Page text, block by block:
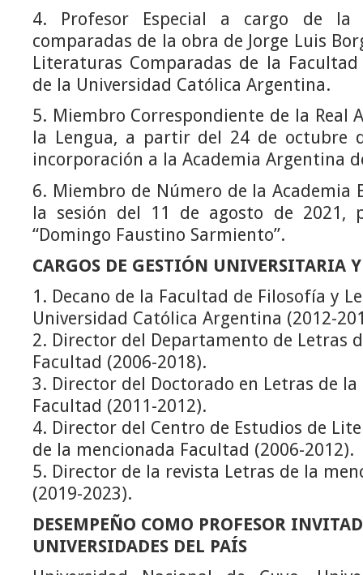
4. Profesor Especial a cargo de la
comparadas de la obra de Jorge Luis
Literaturas Comparadas de la
de la Universidad Católica Argentina.
5. Miembro Correspondiente de la Real
la Lengua, a partir del 24 de octubre
incorporación a la Academia Argentina
6. Miembro de Número de la Academia
la sesión del 11 de agosto de 2021,
“Domingo Faustino Sarmiento”.
CARGOS DE GESTIÓN UNIVERSITARIA
1. Decano de la Facultad de Filosofía y
Universidad Católica Argentina (2012-
2. Director del Departamento de Letras
Facultad (2006-2018).
3. Director del Doctorado en Letras de
Facultad (2011-2012).
4. Director del Centro de Estudios de
de la mencionada Facultad (2006-2012).
5. Director de la revista Letras de la
(2019-2023).
DESEMPEÑO COMO PROFESOR
UNIVERSIDADES DEL PAÍS